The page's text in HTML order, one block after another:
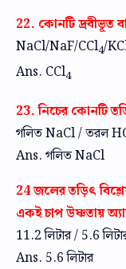
22. কোনটি দ্রবীভূত
NaCl/NaF/CCl4/
Ans. CCl4
23. নিচের কোনটি
গলিত NaCl / তরল
Ans. গলিত NaCl
24 জলের তড়িৎ
একই চাপ উষ্ণতায়
11.2 লিটার / 5.6
Ans. 5.6 লিটার